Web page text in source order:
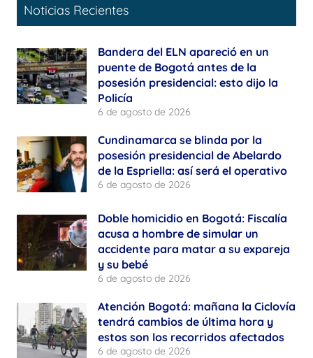
Noticias Recientes
Bandera del ELN apareció en un
puente de Bogotá antes de la
posesión presidencial: esto dijo la
Policía
6 de agosto de 2026
Cundinamarca se blinda por la
posesión presidencial de Abelardo
de la Espriella: así será el operativo
6 de agosto de 2026
Doble homicidio en Bogotá: Fiscalía
acusa a hombre de simular un
accidente para matar a su expareja
y su bebé
6 de agosto de 2026
Atención Bogotá: mañana la Ciclovía
tendrá cambios de última hora y
estos son los recorridos afectados
6 de agosto de 2026